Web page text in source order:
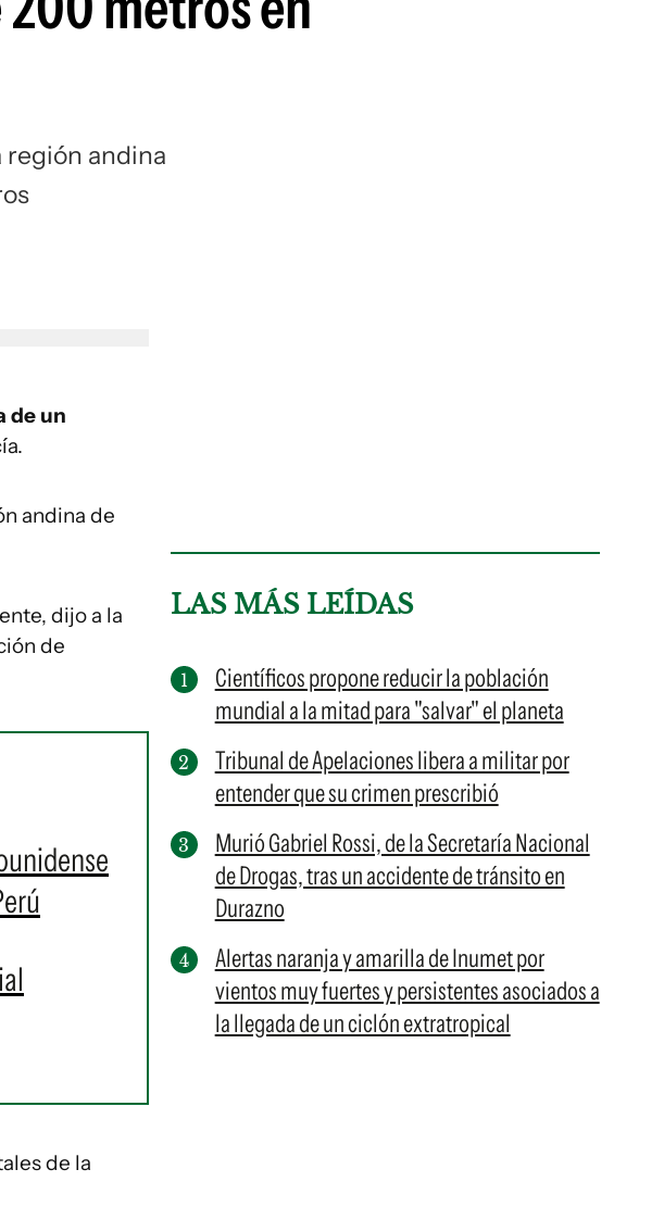
región andina
de un
andina de
dijo a la
de
de la
LAS MÁS LEÍDAS
Científicos propone reducir la población
mundial a la mitad para "salvar" el planeta
Tribunal de Apelaciones libera a militar por
entender que su crimen prescribió
Murió Gabriel Rossi, de la Secretaría Nacional
de Drogas, tras un accidente de tránsito en
Durazno
Alertas naranja y amarilla de Inumet por
vientos muy fuertes y persistentes asociados a
la llegada de un ciclón extratropical